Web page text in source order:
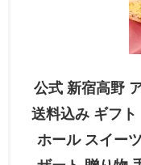
公式 新宿高野
送料込み ギフ
ホール スイー